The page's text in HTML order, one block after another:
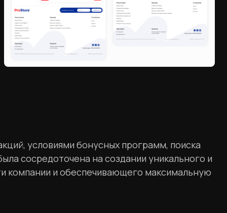
условиями бонусных программ, поиска
сосредоточена на создании уникального и
компании и обеспечивающего максимальную